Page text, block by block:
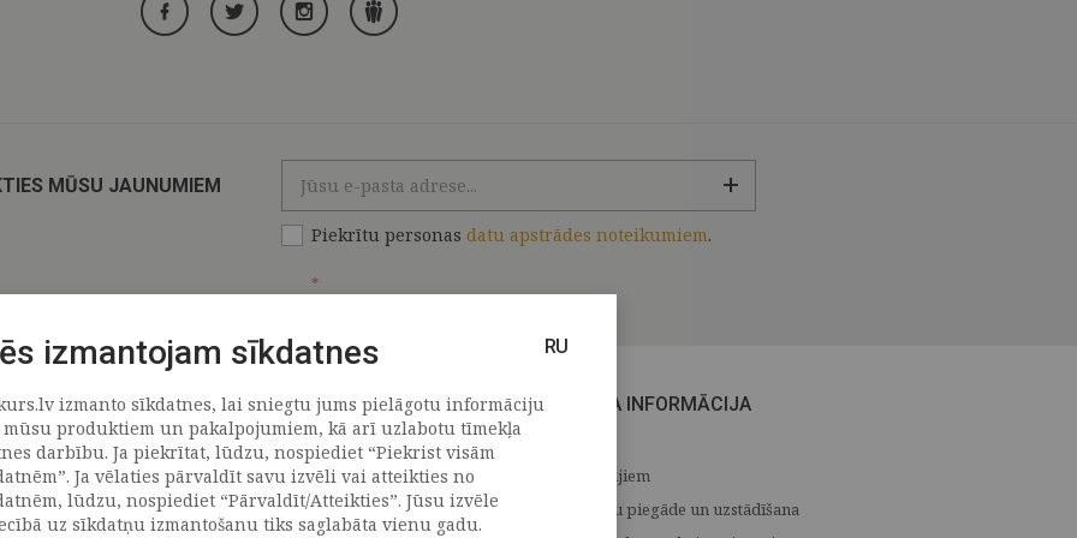
MŪSU JAUNUMIEM
Piekrītu personas datu apstrādes noteikumiem.
*
PAR MUMS
Uzņēmums
Vēsture
CITA INFORMĀCIJA
Medijiem
Preču piegāde un uzstādīšana
izmantojam sīkdatnes RU
izmanto sīkdatnes, lai sniegtu jums pielāgotu informāciju
produktiem un pakalpojumiem, kā arī uzlabotu tīmekļa
darbību. Ja piekrītat, lūdzu, nospiediet “Piekrist visām
Ja vēlaties pārvaldīt savu izvēli vai atteikties no
lūdzu, nospiediet “Pārvaldīt/Atteikties”. Jūsu izvēle
uz sīkdatņu izmantošanu tiks saglabāta vienu gadu.